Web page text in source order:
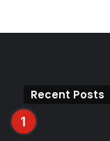
Recent Posts